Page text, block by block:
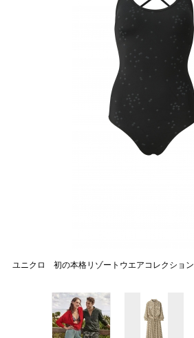
ユニクロ 初の本格リゾートウエアコレクション